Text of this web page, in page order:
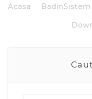
Acasa BadinSistem